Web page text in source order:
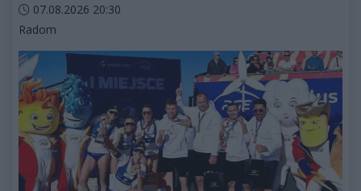
Data dodania artykułu:
07.08.2026 20:30
Kategorie artykułu:
Radom